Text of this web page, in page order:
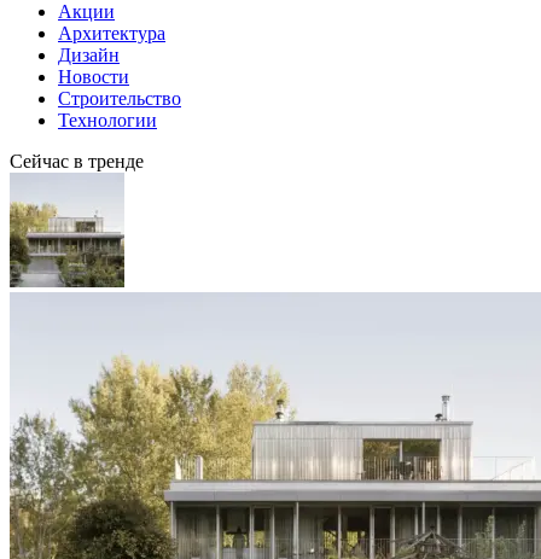
Акции
Архитектура
Дизайн
Новости
Строительство
Технологии
Сейчас в тренде